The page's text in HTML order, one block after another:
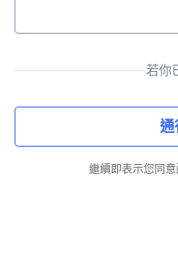
若你
通
繼續即表示您同意